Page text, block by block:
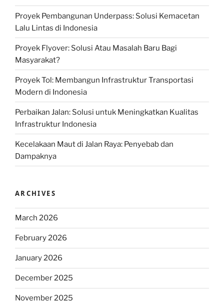
Proyek Pembangunan Underpass: Solusi Kemacetan
Lalu Lintas di Indonesia
Proyek Flyover: Solusi Atau Masalah Baru Bagi
Masyarakat?
Proyek Tol: Membangun Infrastruktur Transportasi
Modern di Indonesia
Perbaikan Jalan: Solusi untuk Meningkatkan Kualitas
Infrastruktur Indonesia
Kecelakaan Maut di Jalan Raya: Penyebab dan
Dampaknya
ARCHIVES
March 2026
February 2026
January 2026
December 2025
November 2025